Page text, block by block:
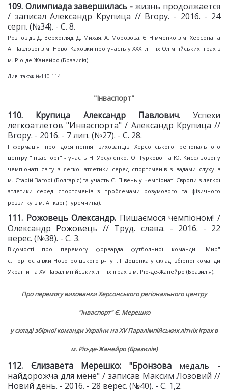
109. Олимпиада завершилась -жизнь продолжается
/ записал Александр Крупица // Вгору. - 2016. - 24
серп. (№34). - С. 8.
Розповідь Д. Верхогляд, Д. Михая, А. Морозова, Є. Німченко з м. Херсона та
А. Павлової з м. Нової Каховки про участь у XXXI літніх Олімпійських іграх в
м. Ріо-де-Жанейро (Бразилія).
Див. також №110-114
"Інваспорт"
110. Крупица Александр Павлович. Успехи
легкоатлетов "Инваспорта" / Александр Крупица //
Вгору. - 2016. - 7 лип. (№27). - С. 28.
Інформація про досягнення вихованців Херсонського регіонального
центру "Інваспорт" - участь Н. Урсуленко, О. Туркової та Ю. Кисельової у
чемпіонаті світу з легкої атлетики серед спортсменів з вадами слуху в
м. Старій Загорі (Болгарія) та участь С. Півень у чемпіонаті Європи з легкої
атлетики серед спортсменів з проблемами розумового та фізичного
розвитку в м. Анкарі (Туреччина).
111. Рожовець Олександр. Пишаємося чемпіоном! /
Олександр Рожовець // Труд. слава. - 2016. - 22
верес. (№38). - С. 3.
Відомості про перемогу форварда футбольної команди "Мир"
с. Горностаївки Новотроїцького р-ну І. І. Доценка у складі збірної команди
України на XV Паралімпійських літніх іграх в м. Ріо-де-Жанейро (Бразилія).
Про перемогу вихованки Херсонського регіонального центру
"Інваспорт" Є. Мерешко
у складі збірної команди України на XV Паралімпійських літніх іграх в
м. Ріо‑де‑Жанейро (Бразилія)
112. Єлизавета Мерешко: "Бронзовамедаль -
найдорожча для мене" / записав Максим Лозовий //
Новий день. - 2016. - 28 верес. (№40). - С. 1,2.